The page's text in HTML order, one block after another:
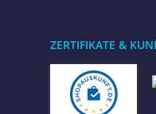
ZERTIFIKATE &